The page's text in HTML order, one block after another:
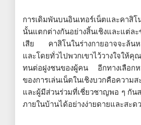
การเดิมพันบนอินเทอร์เน็ตและคาสิ
นั้นแตกต่างกันอย่างสิ้นเชิงและแต่ล
เสีย คาสิโนในร่างกายอาจจะล้น
และโดยทั่วไปพวกเขาไว้วางใจให้คุ
ทนต่อฝูงชนของผู้คน อีกทางเลือกห
ของการเล่นเน็ตในเชิงบวกคือความ
และผู้มีส่วนร่วมที่เชี่ยวชาญพอ ๆ กัน
ภายในบ้านได้อย่างง่ายดายและสะด